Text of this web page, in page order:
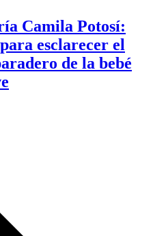
Camila Potosí:
esclarecer el
de la bebé